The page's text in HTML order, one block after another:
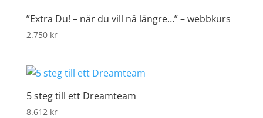
”Extra Du! – när du vill nå längre…” – webbkurs
2.750 kr
5 steg till ett Dreamteam
8.612 kr